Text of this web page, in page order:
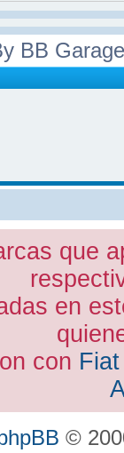
BB
que
en
con
©